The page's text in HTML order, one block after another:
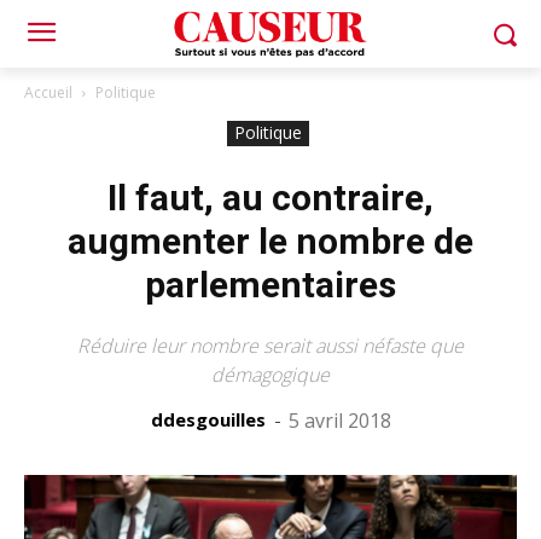
Accueil Politique
Politique
Il faut, au contraire,
augmenter le nombre de
parlementaires
Réduire leur nombre serait aussi néfaste que
démagogique
ddesgouilles - 5 avril 2018